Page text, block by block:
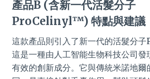
產品B (含新一代活髮分子
ProCelinyl™) 特點與建議
這款產品則引入了新一代的活髮分
這是一種由人工智能生物科技公司發
有效的創新成分。它與傳統米諾地爾